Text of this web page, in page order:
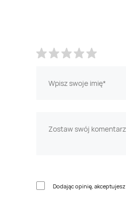
Dodając opinię, akceptujesz